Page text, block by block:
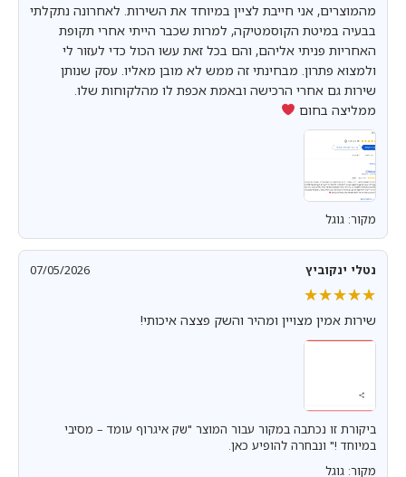
מהמוצרים, אני חייבת לציין במיוחד את השירות. לאחרונה נתקלתי
בבעיה במיטת הקוסמטיקה, למרות שכבר הייתי אחרי תקופת
האחריות פניתי אליהם, והם בכל זאת עשו הכול כדי לעזור לי
ולמצוא פתרון. מבחינתי זה ממש לא מובן מאליו. עסק שנותן
שירות גם אחרי הרכישה ובאמת אכפת לו מהלקוחות שלו.
ממליצה בחום
מקור: גוגל
נטלי ינקוביץ 07/05/2026
★★★★★
★★★★★
שירות אמין מצויין ומהיר והשק פצצה איכותי!
ביקורת זו נכתבה במקור עבור המוצר "שק איגרוף עומד – מסיבי
במיוחד !" ונבחרה להופיע כאן.
מקור: גוגל